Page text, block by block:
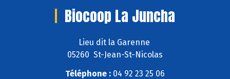
Biocoop La Juncha
Lieu dit la Garenne
05260 St-Jean-St-Nicolas
Téléphone : 04 92 23 25 06